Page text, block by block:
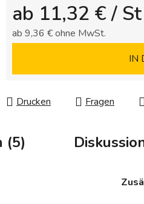
ab 11,32 € / St
ab 9,36 €ohne MwSt.
IN
Drucken Fragen
(5)